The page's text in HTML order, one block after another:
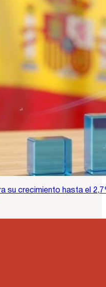
su crecimiento hasta el